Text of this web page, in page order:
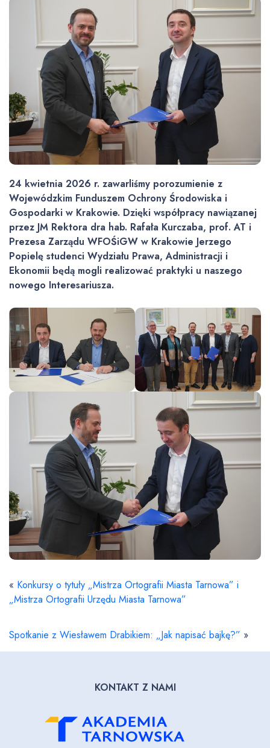
24 kwietnia 2026 r. zawarliśmy porozumienie z
Wojewódzkim Funduszem Ochrony Środowiska i
Gospodarki w Krakowie. Dzięki współpracy nawiązanej
przez JM Rektora dra hab. Rafała Kurczaba, prof. AT i
Prezesa Zarządu WFOŚiGW w Krakowie Jerzego
Popielę studenci Wydziału Prawa, Administracji i
Ekonomii będą mogli realizować praktyki u naszego
nowego Interesariusza.
« Konkursy o tytuły „Mistrza Ortografii Miasta Tarnowa” i
„Mistrza Ortografii Urzędu Miasta Tarnowa”
Spotkanie z Wiesławem Drabikiem: „Jak napisać bajkę?” »
KONTAKT Z NAMI